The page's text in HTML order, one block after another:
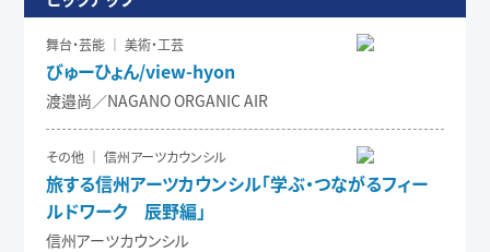
舞台・芸能 ｜ 美術・工芸
びゅーひょん/view-hyon
渡邉尚／NAGANO ORGANIC AIR
その他 ｜ 信州アーツカウンシル
旅する信州アーツカウンシル「学ぶ・つながるフィー
ルドワーク 辰野編」
信州アーツカウンシル